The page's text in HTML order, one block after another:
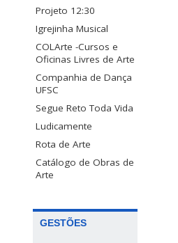
Projeto 12:30
Igrejinha Musical
COLArte -Cursos e
Oficinas Livres de Arte
Companhia de Dança
UFSC
Segue Reto Toda Vida
Ludicamente
Rota de Arte
Catálogo de Obras de
Arte
GESTÕES